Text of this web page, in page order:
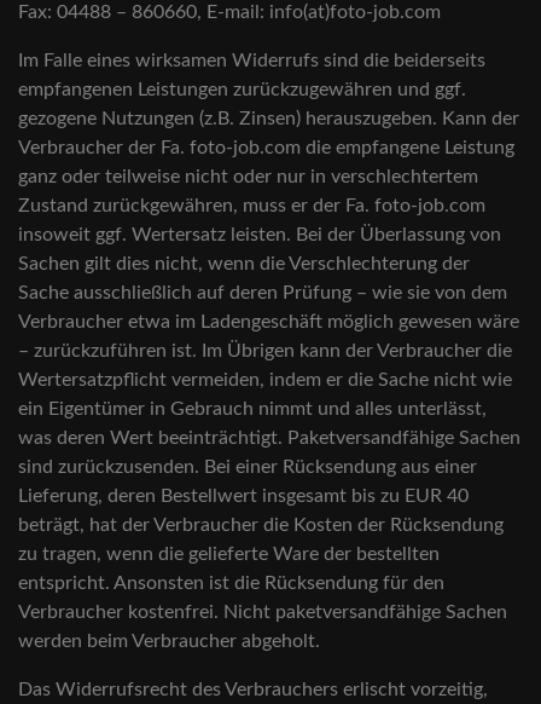
Fax: 04488 – 860660, E-mail: info(at)foto-job.com
Im Falle eines wirksamen Widerrufs sind die beiderseits
empfangenen Leistungen zurückzugewähren und ggf.
gezogene Nutzungen (z.B. Zinsen) herauszugeben. Kann der
Verbraucher der Fa. foto-job.com die empfangene Leistung
ganz oder teilweise nicht oder nur in verschlechtertem
Zustand zurückgewähren, muss er der Fa. foto-job.com
insoweit ggf. Wertersatz leisten. Bei der Überlassung von
Sachen gilt dies nicht, wenn die Verschlechterung der
Sache ausschließlich auf deren Prüfung – wie sie von dem
Verbraucher etwa im Ladengeschäft möglich gewesen wäre
– zurückzuführen ist. Im Übrigen kann der Verbraucher die
Wertersatzpflicht vermeiden, indem er die Sache nicht wie
ein Eigentümer in Gebrauch nimmt und alles unterlässt,
was deren Wert beeinträchtigt. Paketversandfähige Sachen
sind zurückzusenden. Bei einer Rücksendung aus einer
Lieferung, deren Bestellwert insgesamt bis zu EUR 40
beträgt, hat der Verbraucher die Kosten der Rücksendung
zu tragen, wenn die gelieferte Ware der bestellten
entspricht. Ansonsten ist die Rücksendung für den
Verbraucher kostenfrei. Nicht paketversandfähige Sachen
werden beim Verbraucher abgeholt.
Das Widerrufsrecht des Verbrauchers erlischt vorzeitig,